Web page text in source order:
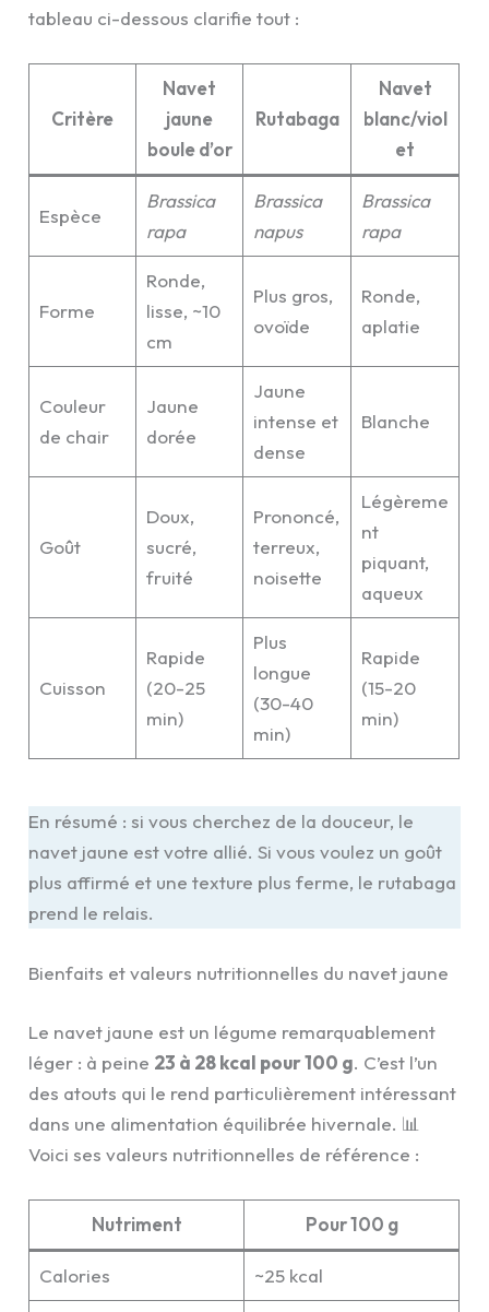
tableau ci-dessous clarifie tout :
Critère
Navet
jaune
boule d’or
Rutabaga
Navet
blanc/viol
et
Espèce
Brassica
rapa
Brassica
napus
Brassica
rapa
Forme
Ronde,
lisse, ~10
cm
Plus gros,
ovoïde
Ronde,
aplatie
Couleur
de chair
Jaune
dorée
Jaune
intense et
dense
Blanche
Goût
Doux,
sucré,
fruité
Prononcé,
terreux,
noisette
Légèreme
nt
piquant,
aqueux
Cuisson
Rapide
(20-25
min)
Plus
longue
(30-40
min)
Rapide
(15-20
min)
En résumé : si vous cherchez de la douceur, le
navet jaune est votre allié. Si vous voulez un goût
plus affirmé et une texture plus ferme, le rutabaga
prend le relais.
Bienfaits et valeurs nutritionnelles du navet jaune
Le navet jaune est un légume remarquablement
léger : à peine 23 à 28 kcal pour 100 g. C’est l’un
des atouts qui le rend particulièrement intéressant
dans une alimentation équilibrée hivernale. 📊
Voici ses valeurs nutritionnelles de référence :
Nutriment Pour 100 g
Calories ~25 kcal